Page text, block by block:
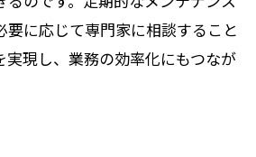
要に応じて専門家に相談すること
実現し、業務の効率化にもつなが